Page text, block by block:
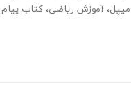
میپل، آموزش ریاضی، کتاب پیام